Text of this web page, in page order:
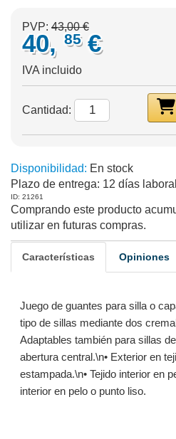
PVP: 43,00 €
40, 85 €
IVA incluido
Cantidad:
Disponibilidad: En stock
Plazo de entrega: 12 días
ID: 21261
Comprando este producto
utilizar en futuras compras.
Características Opiniones
Juego de guantes para silla o
tipo de sillas mediante dos
Adaptables también para sillas
abertura central.\n• Exterior en
estampada.\n• Tejido interior en
interior en pelo o punto liso.